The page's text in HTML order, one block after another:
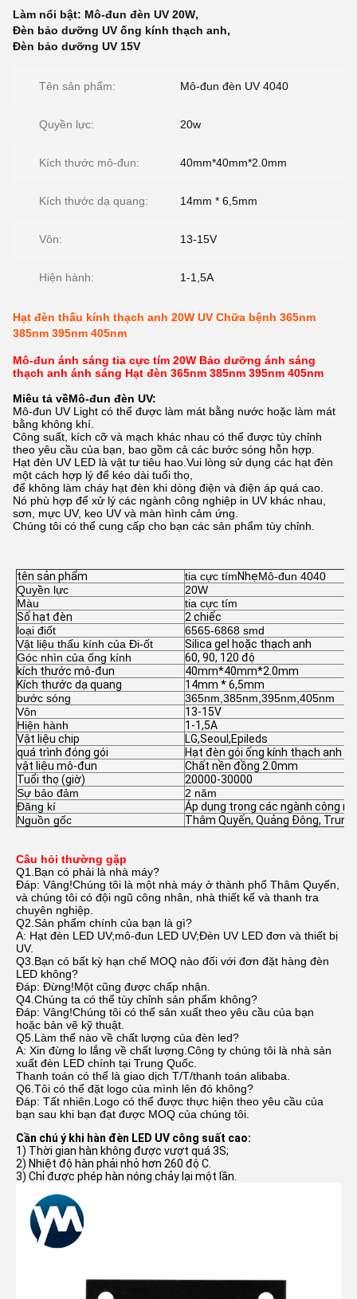
Làm nổi bật: Mô-đun đèn UV 20W,
Đèn bảo dưỡng UV ống kính thạch anh,
Đèn bảo dưỡng UV 15V
Tên sản phẩm: Mô-đun đèn UV 4040
Quyền lực: 20w
Kích thước mô-đun: 40mm*40mm*2.0mm
Kích thước dạ quang: 14mm * 6,5mm
Vôn: 13-15V
Hiện hành: 1-1,5A
Hạt đèn thấu kính thạch anh 20W UV Chữa bệnh 365nm
385nm 395nm 405nm
Mô-đun ánh sáng tia cực tím 20W Bảo dưỡng ánh sáng
thạch anh ánh sáng Hạt đèn 365nm 385nm 395nm 405nm
Miêu tả vềMô-đun đèn UV:
Mô-đun UV Light có thể được làm mát bằng nước hoặc làm mát
bằng không khí.
Công suất, kích cỡ và mạch khác nhau có thể được tùy chỉnh
theo yêu cầu của bạn, bao gồm cả các bước sóng hỗn hợp.
Hạt đèn UV LED là vật tư tiêu hao.Vui lòng sử dụng các hạt đèn
một cách hợp lý để kéo dài tuổi thọ,
để không làm cháy hạt đèn khi dòng điện và điện áp quá cao.
Nó phù hợp để xử lý các ngành công nghiệp in UV khác nhau,
sơn, mực UV, keo UV và màn hình cảm ứng.
Chúng tôi có thể cung cấp cho bạn các sản phẩm tùy chỉnh.
tên sản phẩm tia cực tímNhẹMô-đun 4040
Quyền lực
20W
Màu
tia cực tím
Số hạt đèn
2 chiếc
loại điốt
6565-6868 smd
Vật liệu thấu kính của Đi-ốt
Silica gel hoặc thạch anh
Góc nhìn của ống kính
60, 90, 120 độ
kích thước mô-đun
40mm*40mm*2.0mm
Kích thước dạ quang
14mm * 6,5mm
bước sóng
365nm,385nm,395nm,405nm
Vôn
13-15V
Hiện hành
1-1,5A
Vật liệu chip
LG,Seoul,Epileds
quá trình đóng gói
Hạt đèn gói ống kính thạch anh
vật liệu mô-đun
Chất nền đồng 2.0mm
Tuổi thọ (giờ)
20000-30000
Sự bảo đảm
2 năm
Đăng kí
Áp dụng trong các ngành công
Nguồn gốc
Thâm Quyến, Quảng Đông, Trung
Câu hỏi thường gặp
Q1.Bạn có phải là nhà máy?
Đáp: Vâng!Chúng tôi là một nhà máy ở thành phố Thâm Quyến,
và chúng tôi có đội ngũ công nhân, nhà thiết kế và thanh tra
chuyên nghiệp.
Q2.Sản phẩm chính của bạn là gì?
A: Hạt đèn LED UV;mô-đun LED UV;Đèn UV LED đơn và thiết bị
UV.
Q3.Bạn có bất kỳ hạn chế MOQ nào đối với đơn đặt hàng đèn
LED không?
Đáp: Đừng!Một cũng được chấp nhận.
Q4.Chúng ta có thể tùy chỉnh sản phẩm không?
Đáp: Vâng!Chúng tôi có thể sản xuất theo yêu cầu của bạn
hoặc bản vẽ kỹ thuật.
Q5.Làm thế nào về chất lượng của đèn led?
A: Xin đừng lo lắng về chất lượng.Công ty chúng tôi là nhà sản
xuất đèn LED chính tại Trung Quốc.
Thanh toán có thể là giao dịch T/T/thanh toán alibaba.
Q6.Tôi có thể đặt logo của mình lên đó không?
Đáp: Tất nhiên.Logo có thể được thực hiện theo yêu cầu của
bạn sau khi bạn đạt được MOQ của chúng tôi.
Cần chú ý khi hàn đèn LED UV công suất cao:
1) Thời gian hàn không được vượt quá 3S;
2) Nhiệt độ hàn phải nhỏ hơn 260 độ C.
3) Chỉ được phép hàn nóng chảy lại một lần.